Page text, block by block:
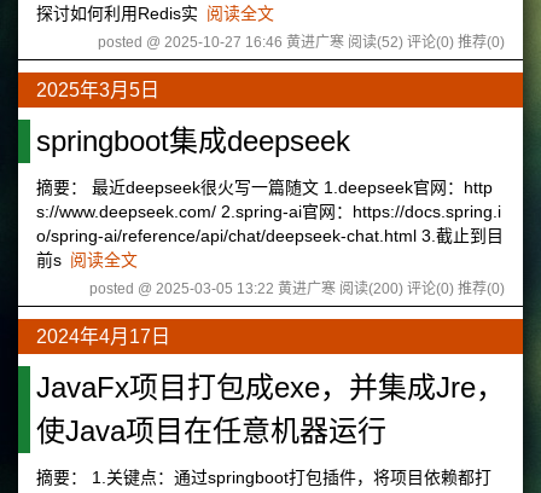
探讨如何利用Redis实 阅读全文
posted @ 2025-10-27 16:46 黄进广寒 阅读(52) 评论(0) 推荐(0)
2025年3月5日
springboot集成deepseek
摘要： 最近deepseek很火写一篇随文 1.deepseek官网：http
s://www.deepseek.com/ 2.spring-ai官网：https://docs.spring.i
o/spring-ai/reference/api/chat/deepseek-chat.html 3.截止到目
前s 阅读全文
posted @ 2025-03-05 13:22 黄进广寒 阅读(200) 评论(0) 推荐(0)
2024年4月17日
JavaFx项目打包成exe，并集成Jre，
使Java项目在任意机器运行
摘要： 1.关键点：通过springboot打包插件，将项目依赖都打